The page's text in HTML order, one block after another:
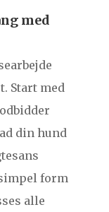
med
Start med
din hund
form
alle